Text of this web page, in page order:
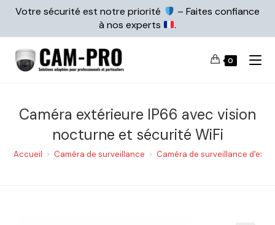
Votre sécurité est notre priorité
– Faites confiance
à nos experts
.
0
Caméra extérieure IP66 avec vision
nocturne et sécurité WiFi
Accueil > Caméra de surveillance > Caméra de surveillance